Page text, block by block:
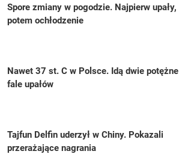
Spore zmiany w pogodzie. Najpierw upały,
potem ochłodzenie
Nawet 37 st. C w Polsce. Idą dwie potężne
fale upałów
Tajfun Delfin uderzył w Chiny. Pokazali
przerażające nagrania